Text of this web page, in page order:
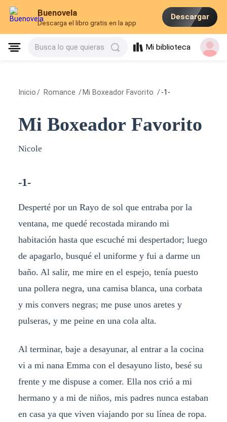
Buenovela
Descarga el libro gratis en la app
Descargar
Busca lo que quieras Mi biblioteca
Inicio / Romance / Mi Boxeador Favorito / -1-
Mi Boxeador Favorito
Nicole
-1-
Desperté por un Rayo de sol que entraba por la
ventana, me quedé recostada mirando mi
habitación hasta que escuché mi despertador; luego
de apagarlo, busqué el uniforme y fui a darme un
baño. Al salir, me mire en el espejo, tenía puesto
una pollera negra, una camisa blanca, una corbata
y mis convers negras; me puse unos aretes y
pulseras, y me peine en una cola alta.
Al terminar, baje a desayunar, al entrar a la cocina
vi a mi nana Emma con el desayuno listo, besé su
frente y me dispuse a comer. Ella nos crió a mi
hermano y a mi de niños, mis padres nunca estaban
en casa ya que viven viajando por su línea de ropa.